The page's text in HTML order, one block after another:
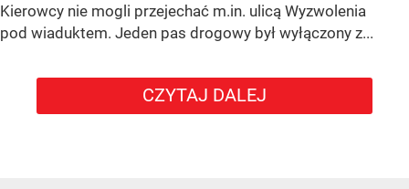
Kierowcy nie mogli przejechać m.in. ulicą Wyzwolenia
pod wiaduktem. Jeden pas drogowy był wyłączony z...
CZYTAJ DALEJ